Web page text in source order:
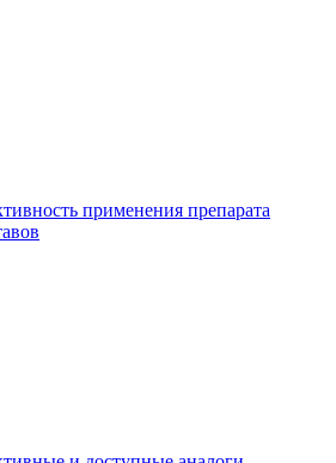
применения препарата